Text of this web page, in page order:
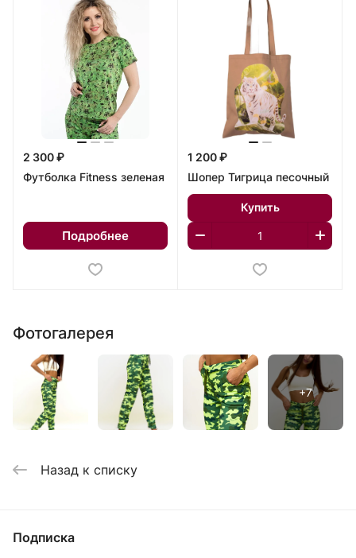
2 300 ₽
Футболка Fitness зеленая
Подробнее
1 200 ₽
Шопер Тигрица песочный
Купить
Фотогалерея
Назад к списку
Подписка